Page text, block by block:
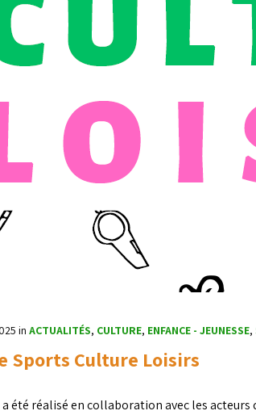
in ACTUALITÉS, CULTURE, ENFANCE - JEUNESSE,
Sports Culture Loisirs
été réalisé en collaboration avec les